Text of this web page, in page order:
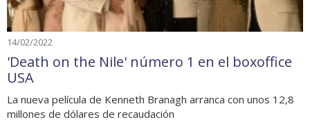
14/02/2022
'Death on the Nile' número 1 en el boxoffice
USA
La nueva película de Kenneth Branagh arranca con unos 12,8
millones de dólares de recaudación